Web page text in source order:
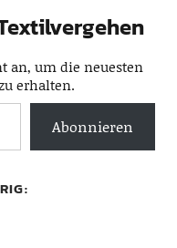
an, um die neuesten
erhalten.
Abonnieren